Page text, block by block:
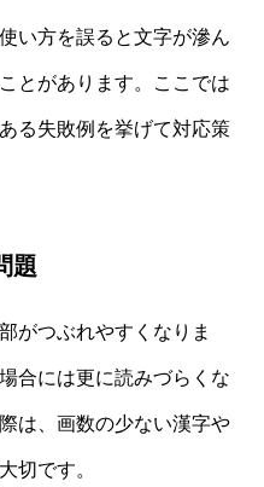
い方を誤ると文字が滲ん
とがあります。ここでは
る失敗例を挙げて対応策
題
がつぶれやすくなりま
合には更に読みづらくな
は、画数の少ない漢字や
切です。